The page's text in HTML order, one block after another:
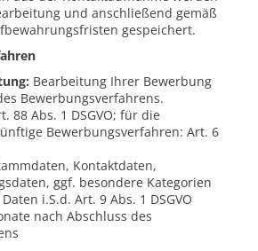
und anschließend gemäß
gespeichert.
Bearbeitung Ihrer Bewerbung
Bewerbungsverfahrens.
88 Abs. 1 DSGVO; für die
Bewerbungsverfahren: Art. 6
Kontaktdaten,
ggf. besondere Kategorien
i.S.d. Art. 9 Abs. 1 DSGVO
nach Abschluss des